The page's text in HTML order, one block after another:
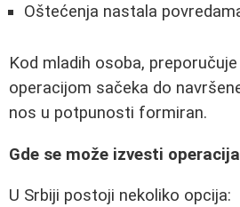
Oštećenja nastala
Kod mladih osoba,
operacijom sačeka do
nos u potpunosti formiran.
Gde se može izvesti
U Srbiji postoji nekoliko opcija: